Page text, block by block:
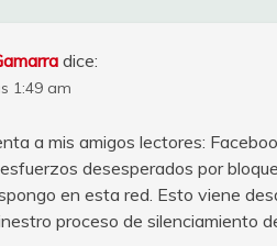
dice:
1:49 am
a mis amigos lectores:
desesperados por
en esta red. Esto viene
proceso de silenciamiento